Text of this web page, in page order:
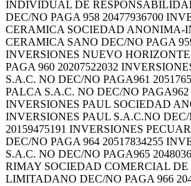
INDIVIDUAL DE
DEC/NO PAGA 958 20477936700
CERAMICA SOCIEDAD ANONIMA-
CERAMICA SANO DEC/NO PAGA
INVERSIONES NUEVO
PAGA 960 20207522032
S.A.C. NO DEC/NO PAGA961
PALCA S.A.C. NO DEC/NO PAGA962
INVERSIONES PAUL SOCIEDAD
INVERSIONES PAUL S.A.C.NO
20159475191 INVERSIONES
DEC/NO PAGA 964 20517834255
S.A.C. NO DEC/NO PAGA965
RIMAY SOCIEDAD COMERCIAL
LIMITADANO DEC/NO PAGA 966